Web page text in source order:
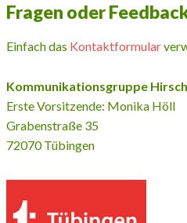
Fragen oder
Einfach das Kontaktformular
Kommunikationsgruppe
Erste Vorsitzende: Monika Höll
Grabenstraße 35
72070 Tübingen